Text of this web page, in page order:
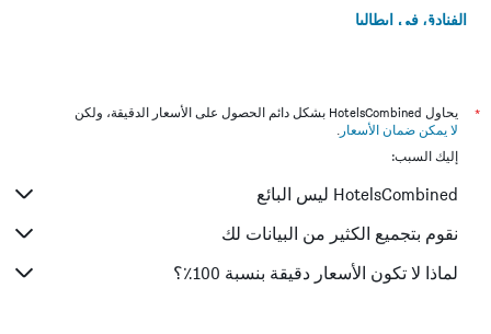
الفنادق في إيطاليا
*
يحاول HotelsCombined بشكل دائم الحصول على الأسعار الدقيقة، ولكن
لا يمكن ضمان الأسعار .
إليك السبب:
HotelsCombined ليس البائع
نقوم بتجميع الكثير من البيانات لك
لماذا لا تكون الأسعار دقيقة بنسبة 100٪؟